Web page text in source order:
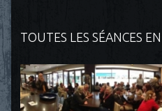
TOUTES LES SÉANCES